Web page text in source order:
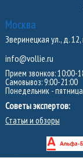
Москва
Зверинецкая ул., д.
info@vollie.ru
Прием звонков: 10:00-
Самовывоз: 9:00-21:00
Понедельник - пятница
Советы экспертов:
Статьи и обзоры